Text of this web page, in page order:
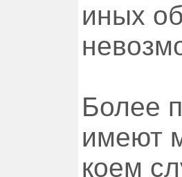
иных
Более
имеют
коем